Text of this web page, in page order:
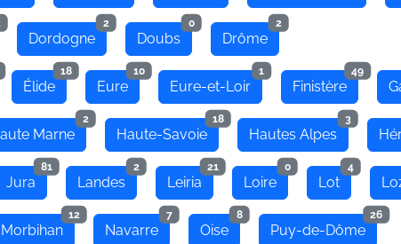
Dordogne
2
Doubs
0
Drôme
2
Élide
18
Eure
10
Eure-et-Loir
1
Finistère
49
Marne
2
Haute-Savoie
18
Hautes Alpes
3
Jura
81
Landes
2
Leiria
21
Loire
0
Lot
4
Morbihan
12
Navarre
7
Oise
8
Puy-de-Dôme
26